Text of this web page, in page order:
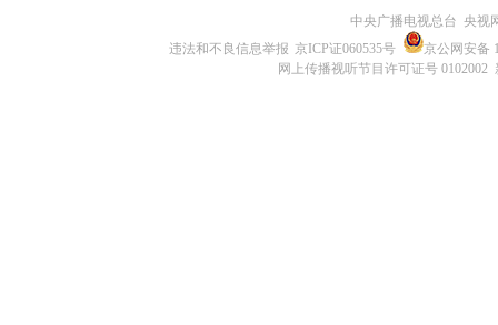
中央广播电视总台 央视
违法和不良信息举报 京ICP证060535号
京公网安备
网上传播视听节目许可证号 0102002